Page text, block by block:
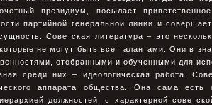
президиум, посылает
партийной генеральной линии и
Советская литература – это
не могут быть все талантами. Они в
отобранными и обученными для
среди них – идеологическая работа.
аппарата общества. Она сама есть
должностей, с характерной